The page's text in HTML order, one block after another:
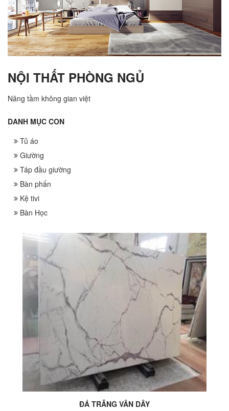
NỘI THẤT PHÒNG NGỦ
Nâng tầm không gian việt
DANH MỤC CON
Tủ áo
Giường
Táp đầu giường
Bàn phấn
Kệ tivi
Bàn Học
Add to Cart
ĐÁ TRẮNG VÂN DÂY